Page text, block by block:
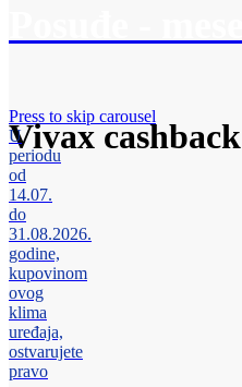
Vivax cashback
Press to skip carousel
U
periodu
od
14.07.
do
31.08.2026.
godine,
kupovinom
ovog
klima
uređaja,
ostvarujete
pravo